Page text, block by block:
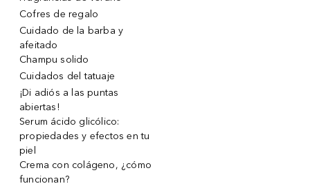
Cofres de regalo
Cuidado de la barba y
afeitado
Champu solido
Cuidados del tatuaje
¡Di adiós a las puntas
abiertas!
Serum ácido glicólico:
propiedades y efectos en tu
piel
Crema con colágeno, ¿cómo
funcionan?